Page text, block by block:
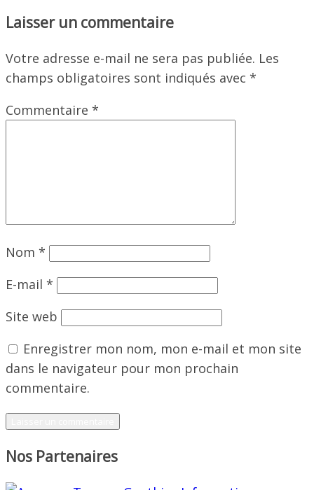
Laisser un commentaire
Votre adresse e-mail ne sera pas publiée. Les
champs obligatoires sont indiqués avec *
Commentaire *
Nom *
E-mail *
Site web
Enregistrer mon nom, mon e-mail et mon site
dans le navigateur pour mon prochain
commentaire.
Nos Partenaires